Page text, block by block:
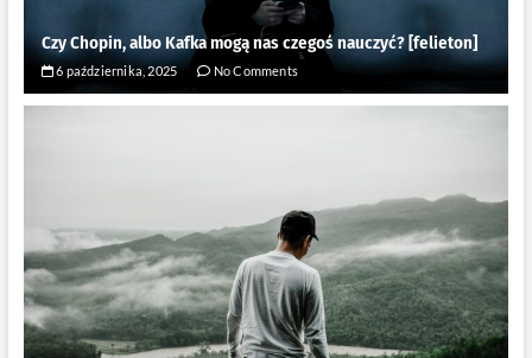
Czy Chopin, albo Kafka mogą nas czegoś nauczyć? [felieton]
6 października, 2025 No Comments